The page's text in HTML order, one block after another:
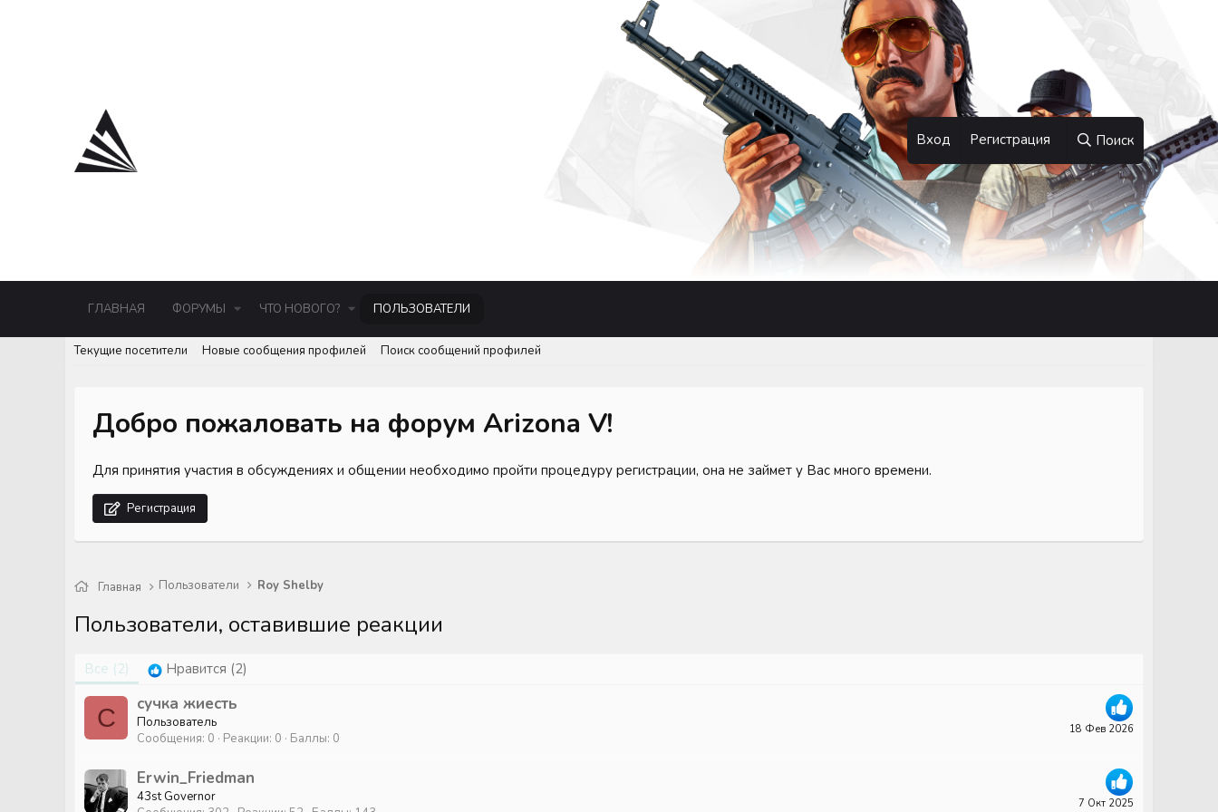
Вход Регистрация Поиск
ГЛАВНАЯ ФОРУМЫ ЧТО НОВОГО? ПОЛЬЗОВАТЕЛИ
Текущие посетители Новые сообщения профилей Поиск сообщений профилей
Добро пожаловать на форум Arizona V!
Для принятия участия в обсуждениях и общении необходимо пройти процедуру регистрации, она не займет у Вас много времени.
Регистрация
Главная Пользователи Roy Shelby
Пользователи, оставившие реакции
Все (2) Нравится (2)
С 18 Фев 2026
сучка жиесть
Пользователь
Сообщения 0 Реакции 0 Баллы 0
7 Окт 2025
Erwin_Friedman
43st Governor